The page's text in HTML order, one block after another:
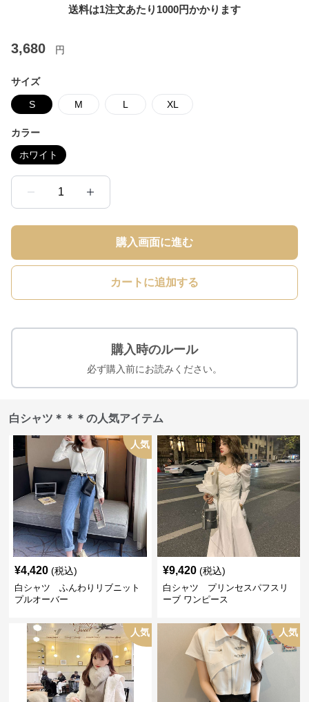
送料は1注文あたり 1000円かかります
3,680 円
サイズ
S M L XL
カラー
ホワイト
1
購入画面に進む
カートに追加する
購入時のルール
必ず購入前にお読みください。
白シャツ＊＊＊の人気アイテム
人気
¥4,420 (税込)
白シャツ ふんわりリブニット
プルオーバー
¥9,420 (税込)
白シャツ プリンセスパフスリ
ーブ ワンピース
人気 人気